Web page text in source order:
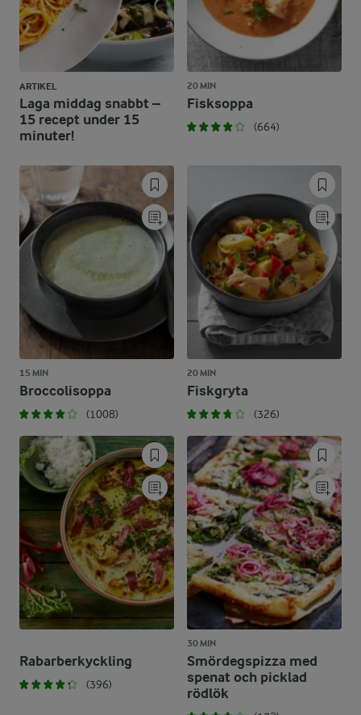
ARTIKEL
Laga middag snabbt –
15 recept under 15
minuter!
20 MIN
Fisksoppa
(664)
15 MIN
Broccolisoppa
(1008)
20 MIN
Fiskgryta
(326)
Rabarberkyckling
(396)
30 MIN
Smördegspizza med
spenat och picklad
rödlök